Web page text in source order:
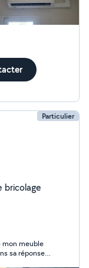
Particulier
bricolage
mon meuble
sa réponse,